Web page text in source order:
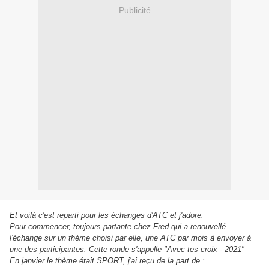
Publicité
Et voilà c'est reparti pour les échanges d'ATC et j'adore.
Pour commencer, toujours partante chez Fred qui a renouvellé
l'échange sur un thème choisi par elle, une ATC par mois à envoyer à
une des participantes. Cette ronde s'appelle "Avec tes croix - 2021"
En janvier le thème était SPORT, j'ai reçu de la part de :